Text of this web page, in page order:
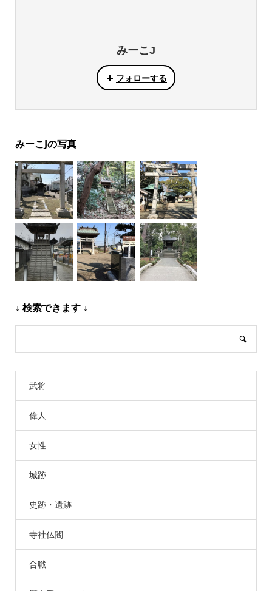
みーこJ
フォローする
みーこJの写真
↓ 検索できます ↓
武将
偉人
女性
城跡
史跡・遺跡
寺社仏閣
合戦